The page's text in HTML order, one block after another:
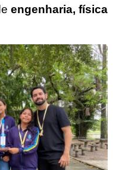
engenharia, física